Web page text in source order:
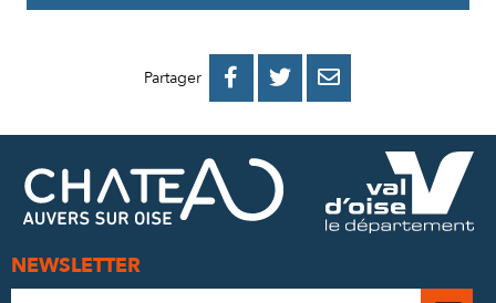
Partager 
PARTAGER
FACEBOOK
PARTAGER
PARTAGER
MAIL
NEWSLETTER